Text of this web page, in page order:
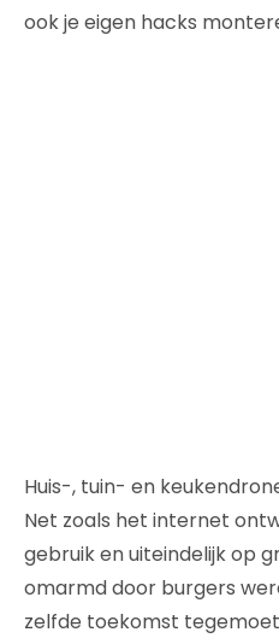
ook je eigen hacks
Huis-, tuin- en
Net zoals het internet
gebruik en uiteindelijk op
omarmd door burgers
zelfde toekomst